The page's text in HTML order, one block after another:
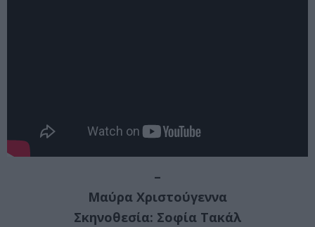
–
Μαύρα Χριστούγεννα
Σκηνοθεσία: Σοφία Τακάλ